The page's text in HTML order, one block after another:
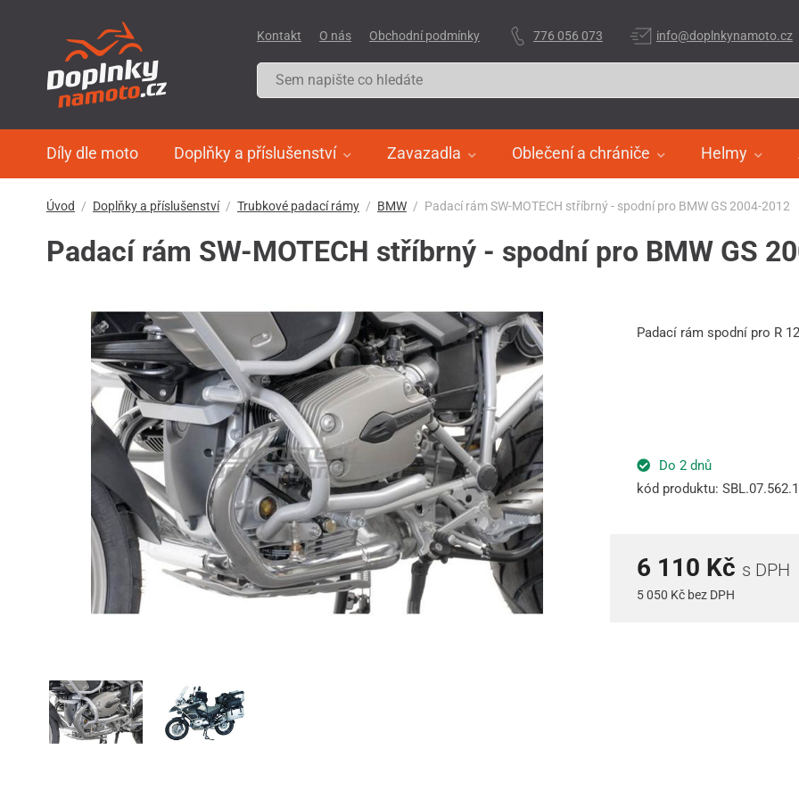
Díly dle moto Doplňky a příslušenství Zavazadla Oblečení a chrániče Helmy
Kontakt O nás Obchodní podmínky 776 056 073 info@doplnkynamoto.cz
Úvod Doplňky a příslušenství Trubkové padací rámy BMW Padací rám SW-MOTECH stříbrný - spodní pro BMW GS 2004-2012
Padací rám SW-MOTECH stříbrný - spodní pro BMW GS
Padací rám spodní pro R
Do 2 dnů
kód produktu:
6 110 Kč s DPH
5 050 Kč bez DPH